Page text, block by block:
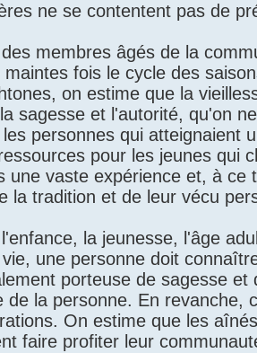
ne se contentent pas de
membres âgés de la
fois le cycle des
on estime que la
sagesse et l'autorité, qu'on
personnes qui atteignaient
pour les jeunes qui
une vaste expérience et, à ce
la tradition et de leur vécu
la jeunesse, l'âge
une personne doit
porteuse de sagesse et
la personne. En revanche,
On estime que les
faire profiter leur